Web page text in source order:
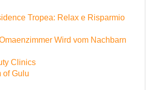
Tropea: Relax e Risparmio
Wird vom Nachbarn
Clinics
of Gulu